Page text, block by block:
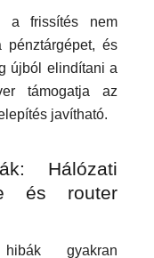
a frissítés nem
és
újból elindítani a
támogatja az
javítható.
Hálózati
és router
gyakran